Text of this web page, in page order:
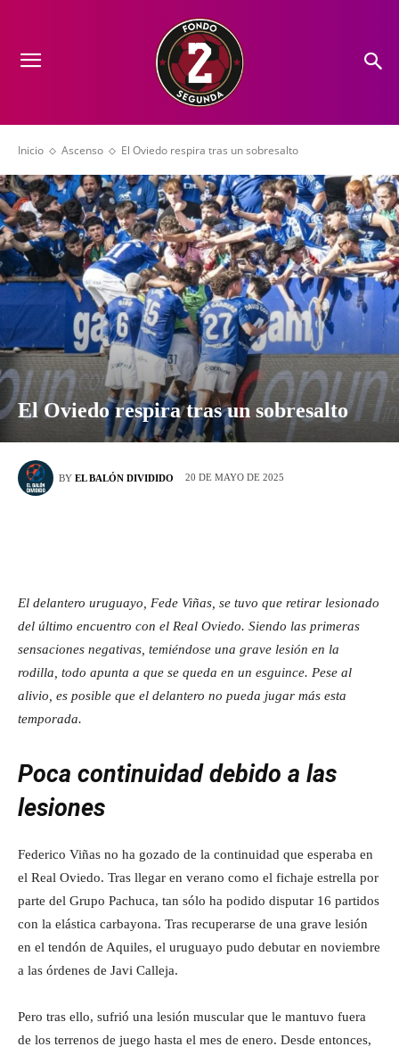
Inicio Ascenso El Oviedo respira tras un sobresalto
El Oviedo respira tras un sobresalto
BY EL BALÓN DIVIDIDO 20 DE MAYO DE 2025
El delantero uruguayo, Fede Viñas, se tuvo que retirar lesionado
del último encuentro con el Real Oviedo. Siendo las primeras
sensaciones negativas, temiéndose una grave lesión en la
rodilla, todo apunta a que se queda en un esguince. Pese al
alivio, es posible que el delantero no pueda jugar más esta
temporada.
Poca continuidad debido a las
lesiones
Federico Viñas no ha gozado de la continuidad que esperaba en
el Real Oviedo. Tras llegar en verano como el fichaje estrella por
parte del Grupo Pachuca, tan sólo ha podido disputar 16 partidos
con la elástica carbayona. Tras recuperarse de una grave lesión
en el tendón de Aquiles, el uruguayo pudo debutar en noviembre
a las órdenes de Javi Calleja.
Pero tras ello, sufrió una lesión muscular que le mantuvo fuera
de los terrenos de juego hasta el mes de enero. Desde entonces,